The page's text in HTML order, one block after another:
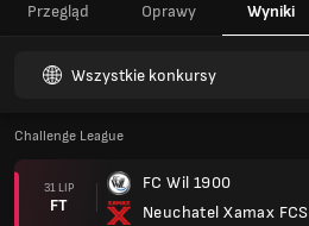
Przegląd Oprawy Wyniki
Wszystkie konkursy
Challenge League
31 LIP
FT
FC Wil 1900
Neuchatel Xamax FCS